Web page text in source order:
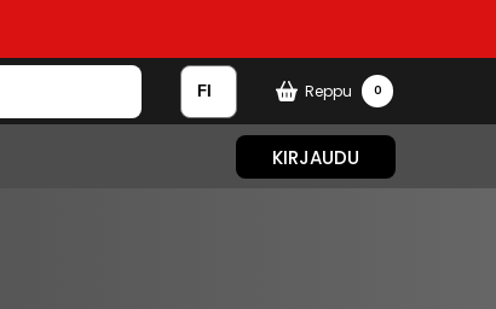
Reppu 0
KIRJAUDU